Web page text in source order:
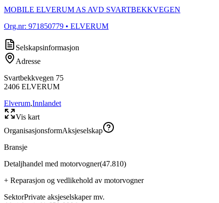
MOBILE ELVERUM AS AVD SVARTBEKKVEGEN
Org.nr: 971850779 • ELVERUM
Selskapsinformasjon
Adresse
Svartbekkvegen 75
2406 ELVERUM
Elverum,Innlandet
Vis kart
OrganisasjonsformAksjeselskap
Bransje
Detaljhandel med motorvogner(47.810)
+ Reparasjon og vedlikehold av motorvogner
SektorPrivate aksjeselskaper mv.